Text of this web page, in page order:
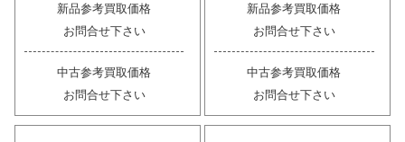
新品参考買取価格
お問合せ下さい
中古参考買取価格
お問合せ下さい
新品参考買取価格
お問合せ下さい
中古参考買取価格
お問合せ下さい